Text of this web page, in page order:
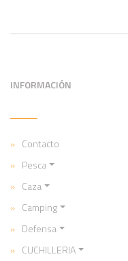
INFORMACIÓN
Contacto
Pesca
Caza
Camping
Defensa
CUCHILLERIA